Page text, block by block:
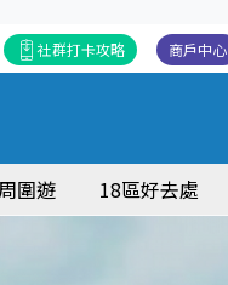
商戶中心
社群打卡攻略
圍遊 18區好去處